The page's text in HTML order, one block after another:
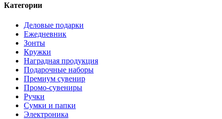
Категории
Деловые подарки
Ежедневник
Зонты
Кружки
Наградная продукция
Подарочные наборы
Премиум сувенир
Промо-сувениры
Ручки
Сумки и папки
Электроника